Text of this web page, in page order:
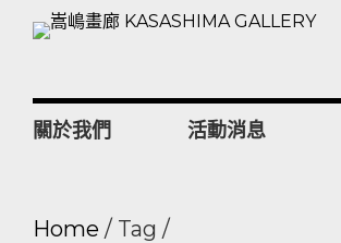
關於我們 活動消息
Home Tag